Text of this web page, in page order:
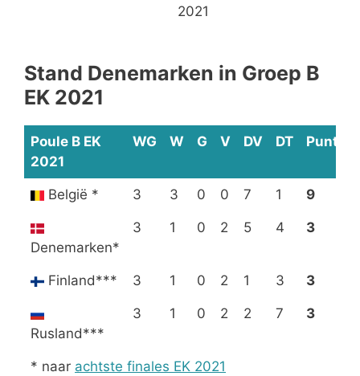
2021
Stand Denemarken in Groep B
EK 2021
Poule B EK
2021
WG W G V DV DT Punten
België * 3 3 0 0 7 1 9
Denemarken*
3 1 0 2 5 4 3
Finland*** 3 1 0 2 1 3 3
Rusland***
3 1 0 2 2 7 3
* naar achtste finales EK 2021